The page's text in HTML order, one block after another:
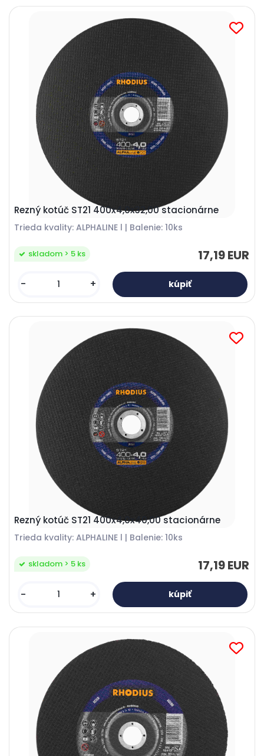
Rezný kotúč ST21 400x4,0x32,00 stacionárne
Trieda kvality: ALPHALINE l | Balenie: 10ks
17,19 EUR
skladom > 5 ks
- +
Rezný kotúč ST21 400x4,0x40,00 stacionárne
Trieda kvality: ALPHALINE l | Balenie: 10ks
17,19 EUR
skladom > 5 ks
- +